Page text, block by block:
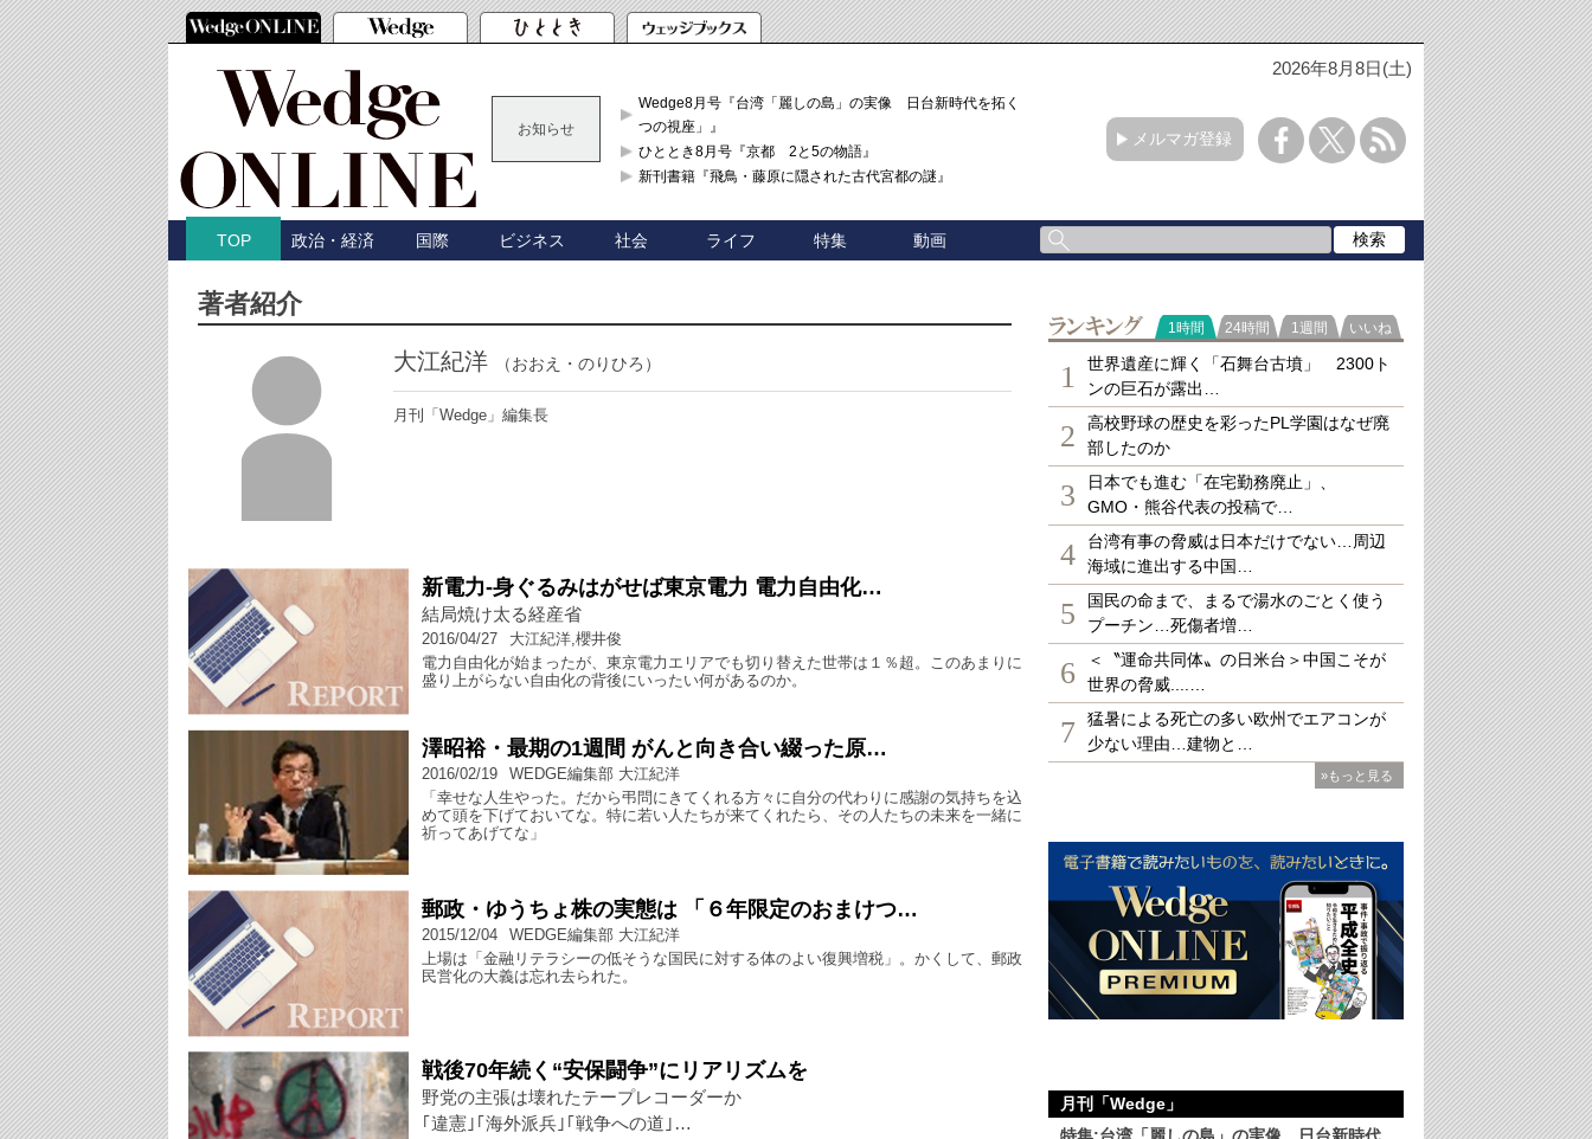
2026年8月8日(土)
お知らせ
Wedge8月号『台湾「麗しの島」の実像 日台新時代を拓く「3
つの視座」』
ひととき8月号『京都 2と5の物語』
新刊書籍『飛鳥・藤原に隠された古代宮都の謎』
メルマガ登録
TOP 政治・経済 国際 ビジネス 社会 ライフ 特集 動画
著者紹介
大江紀洋 （おおえ・のりひろ）
月刊「Wedge」編集長
新電力-身ぐるみはがせば東京電力 電力自由化…
結局焼け太る経産省
2016/04/27
大江紀洋,櫻井俊
電力自由化が始まったが、東京電力エリアでも切り替えた世帯は１％超。このあまりに
盛り上がらない自由化の背後にいったい何があるのか。
澤昭裕・最期の1週間 がんと向き合い綴った原…
2016/02/19
WEDGE編集部 大江紀洋
「幸せな人生やった。だから弔問にきてくれる方々に自分の代わりに感謝の気持ちを込
めて頭を下げておいてな。特に若い人たちが来てくれたら、その人たちの未来を一緒に
祈ってあげてな」
郵政・ゆうちょ株の実態は 「６年限定のおまけつ…
2015/12/04
WEDGE編集部 大江紀洋
上場は「金融リテラシーの低そうな国民に対する体のよい復興増税」。かくして、郵政
民営化の大義は忘れ去られた。
戦後70年続く“安保闘争”にリアリズムを
野党の主張は壊れたテープレコーダーか
｢違憲｣｢海外派兵｣｢戦争への道｣…
ランキング
1時間 24時間 1週間 いいね
1
世界遺産に輝く「石舞台古墳」 2300ト
ンの巨石が露出…
2
高校野球の歴史を彩ったPL学園はなぜ廃
部したのか
3
日本でも進む「在宅勤務廃止」、
GMO・熊谷代表の投稿で…
4
台湾有事の脅威は日本だけでない…周辺
海域に進出する中国…
5
国民の命まで、まるで湯水のごとく使う
プーチン…死傷者増…
6
＜〝運命共同体〟の日米台＞中国こそが
世界の脅威....…
7
猛暑による死亡の多い欧州でエアコンが
少ない理由…建物と…
»もっと見る
月刊「Wedge」